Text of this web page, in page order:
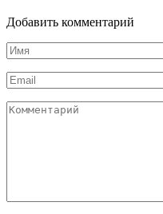
Добавить комментарий
Имя
*
Email
*
Комментарий